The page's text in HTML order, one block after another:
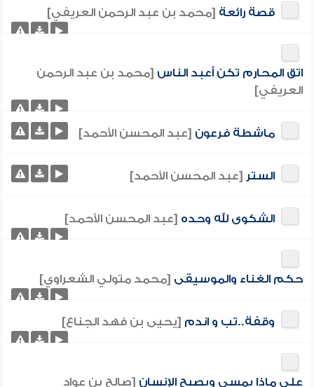
قصة رائعة [محمد بن عبد الرحمن العريفي]
اتق المحارم تكن أعبد الناس [محمد بن عبد الرحمن
العريفي]
ماشطة فرعون [عبد المحسن الأحمد]
الستر [عبد المحسن الأحمد]
الشكوى لله وحده [عبد المحسن الأحمد]
حكم الغناء والموسيقى [محمد متولي الشعراوي]
وقفة..تب و اندم [يحيى بن فهد الجناع]
على ماذا يمسي ويصبح الإنسان [صالح بن عواد